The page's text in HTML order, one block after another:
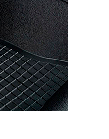
DS
Daimler
Dodge
FSO
GMC